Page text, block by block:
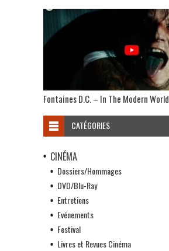
Fontaines D.C. – In The Modern World
CATÉGORIES
CINÉMA
Dossiers/Hommages
DVD/Blu-Ray
Entretiens
Evénements
Festival
Livres et Revues Cinéma